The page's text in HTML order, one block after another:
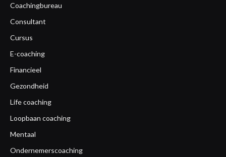
Coachingbureau
Consultant
Cursus
E-coaching
Financieel
Gezondheid
Life coaching
Loopbaan coaching
Mentaal
Ondernemerscoaching